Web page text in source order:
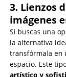
3. Lienzos
imágenes
Si buscas una
la alternativa
transfórmala en
espacio. Este
artístico y